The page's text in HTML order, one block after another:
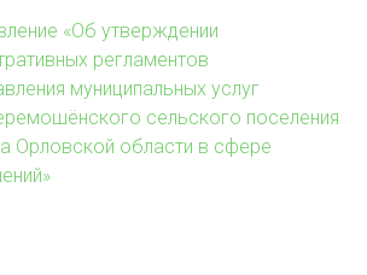
«Об утверждении
регламентов
муниципальных услуг
сельского поселения
Орловской области в сфере